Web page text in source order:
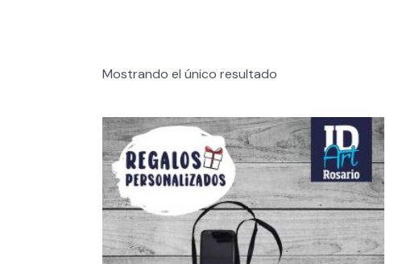
Mostrando el único resultado